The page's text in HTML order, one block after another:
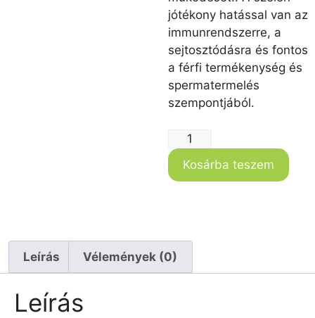
jótékony hatással van az
immunrendszerre, a
sejtosztódásra és fontos
a férfi termékenység és
spermatermelés
szempontjából.
Kosárba teszem
Leírás Vélemények (0)
Leírás